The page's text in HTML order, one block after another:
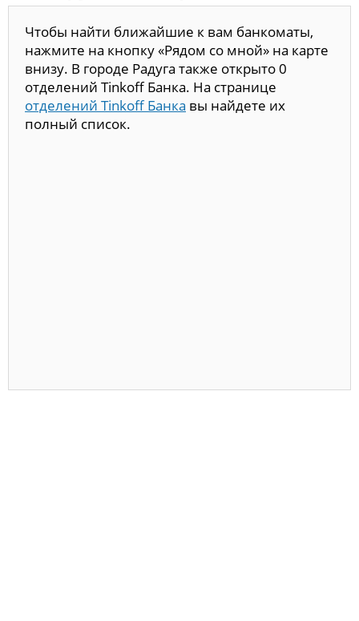
Чтобы найти ближайшие к вам банкоматы,
нажмите на кнопку «Рядом со мной» на карте
внизу. В городе Радуга также открыто 0
отделений Tinkoff Банка. На странице
отделений Tinkoff Банка вы найдете их
полный список.